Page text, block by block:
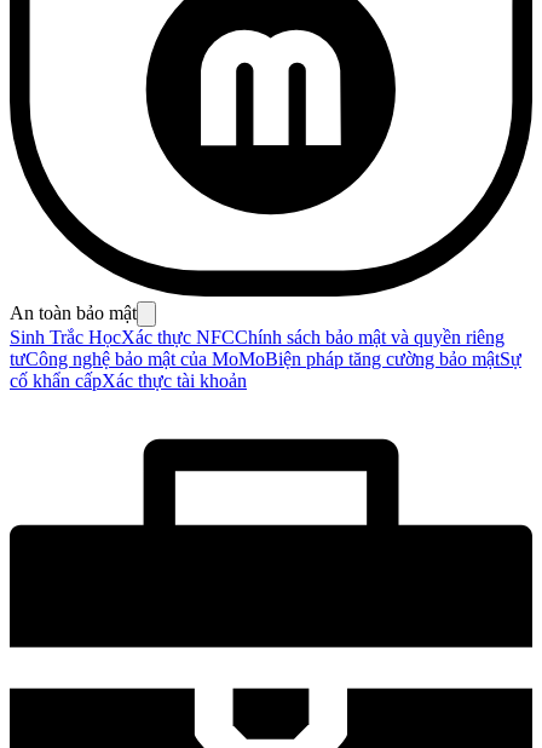
An toàn bảo mật
Sinh Trắc HọcXác thực NFCChính sách bảo mật và quyền riêng
tưCông nghệ bảo mật của MoMoBiện pháp tăng cường bảo mậtSự
cố khẩn cấpXác thực tài khoản